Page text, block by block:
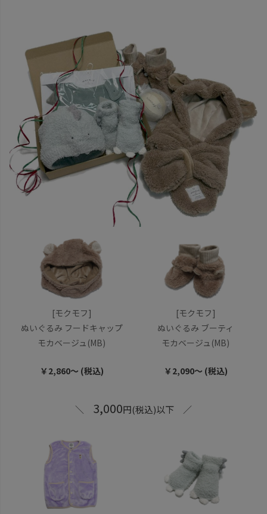
[モクモフ]
ぬいぐるみ フードキャップ
モカベージュ(MB)
￥2,860～ (税込)
[モクモフ]
ぬいぐるみ ブーティ
モカベージュ(MB)
￥2,090～ (税込)
＼ 3,000円(税込)以下 ／